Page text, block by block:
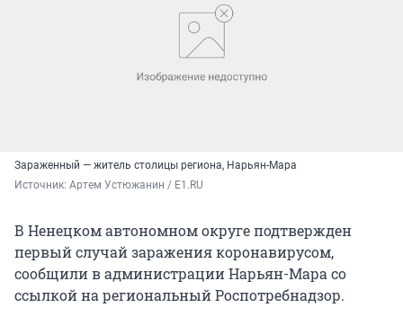
Зараженный — житель столицы региона, Нарьян-Мара
Источник: Артем Устюжанин / Е1.RU
В Ненецком автономном округе подтвержден
первый случай заражения коронавирусом,
сообщили в администрации Нарьян-Мара со
ссылкой на региональный Роспотребнадзор.